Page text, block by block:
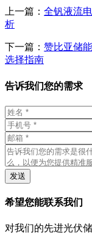
上一篇： 全钒液流
析
下一篇： 赞比亚储
选择指南
告诉我们您的需求
发送
希望您能联系我们
对我们的先进光伏